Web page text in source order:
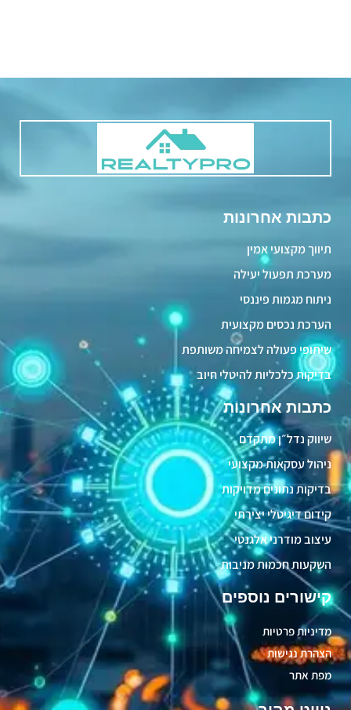
קישורים נוספים
מדיניות פרטיות
הצהרת נגישות
מפת אתר
כתבות אחרונות
שיווק נדל״ן מתקדם
ניהול עסקאות מקצועי
בדיקות נתונים מדויקות
קידום דיגיטלי יצירתי
עיצוב מודרני אלגנטי
השקעות חכמות מניבות
כתבות אחרונות
תיווך מקצועי אמין
מערכת תפעול יעילה
ניתוח מגמות פיננסי
הערכת נכסים מקצועית
שיתופי פעולה לצמיחה משותפת
בדיקות כלכליות להיטלי חיוב